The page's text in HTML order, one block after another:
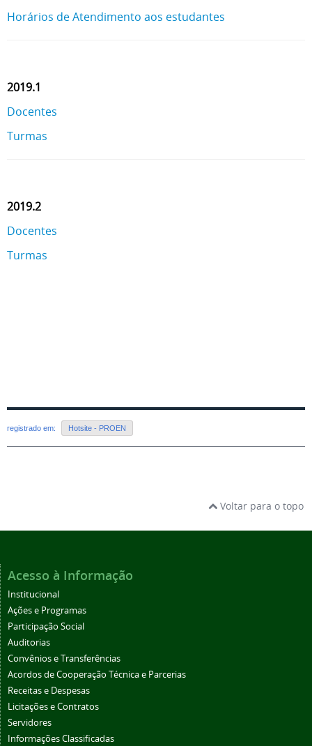
Horários de Atendimento aos estudantes
2019.1
Docentes
Turmas
2019.2
Docentes
Turmas
registrado em: Hotsite - PROEN
Voltar para o topo
Acesso à Informação
Institucional
Ações e Programas
Participação Social
Auditorias
Convênios e Transferências
Acordos de Cooperação Técnica e Parcerias
Receitas e Despesas
Licitações e Contratos
Servidores
Informações Classificadas